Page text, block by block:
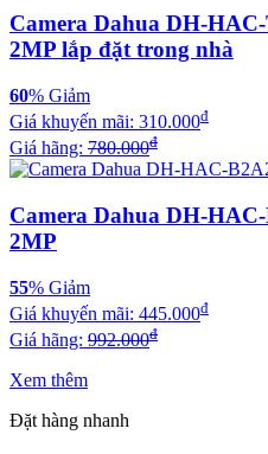
Camera Dahua DH-
2MP lắp đặt trong nhà
60% Giảm
Giá khuyến mãi: 310.000đ
Giá hãng: 780.000đ
Camera Dahua DH-
2MP
55% Giảm
Giá khuyến mãi: 445.000đ
Giá hãng: 992.000đ
Xem thêm
Đặt hàng nhanh